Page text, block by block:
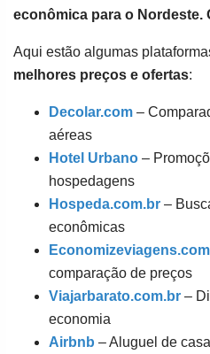
econômica para o Nordeste.
Aqui estão algumas
melhores preços e ofertas:
Decolar.com –
aéreas
Hotel Urbano –
hospedagens
Hospeda.com.br –
econômicas
Economizeviagens.com
comparação de preços
Viajarbarato.com.br –
economia
Airbnb – Aluguel de